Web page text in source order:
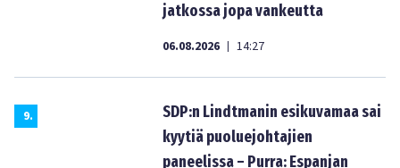
jatkossa jopa vankeutta
06.08.2026 | 14:27
9.
SDP:n Lindtmanin esikuvamaa sai
kyytiä puoluejohtajien
paneelissa – Purra: Espanjan